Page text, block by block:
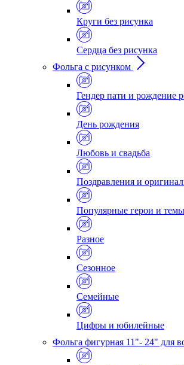
Круги без рисунка
Сердца без рисунка
Фольга с рисунком
Гендер пати и рождение
День рождения
Любовь и свадьба
Поздравления и
Популярные герои и темы
Разное
Сезонное
Семейные
Цифры и юбилейные
Фольга фигурная 11"- 24" для